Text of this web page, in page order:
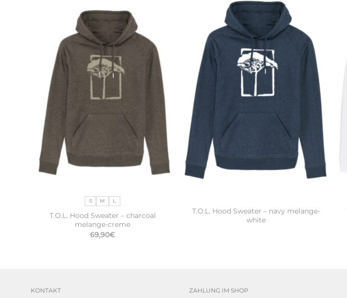
S M L
T.O.L. Hood Sweater – charcoal
melange-creme
69,90€
T.O.L. Hood Sweater – navy melange-
white
KONTAKT ZAHLUNG IM SHOP